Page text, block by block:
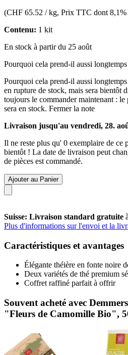
(CHF 65.52 / kg, Prix TTC dont
Contenu: 1 kit
En stock à partir du 25 août
Pourquoi cela prend-il aussi longtemps
Pourquoi cela prend-il aussi longtemps
en rupture de stock, mais sera bientôt
toujours le commander maintenant :
sera en stock. Fermer la note
Livraison jusqu'au vendredi, 28.
Il ne reste plus qu' 0 exemplaire de ce
bientôt ! La date de livraison peut
de pièces est commandé.
Ajouter au Panier
Suisse: Livraison standard gratuite
Plus d'informations sur l'envoi et la
Caractéristiques et avantages
Élégante théière en fonte noire
Deux variétés de thé premium
Coffret raffiné parfait à offrir
Souvent acheté avec
"Fleurs de Camomille Bio",